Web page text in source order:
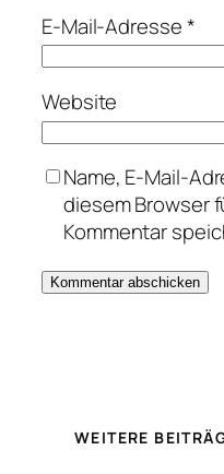
E-Mail-Adresse*
Website
Name, E-Mail-
diesem Browser
Kommentar
WEITERE